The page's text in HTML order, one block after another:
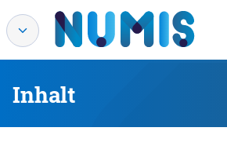
Inhalt